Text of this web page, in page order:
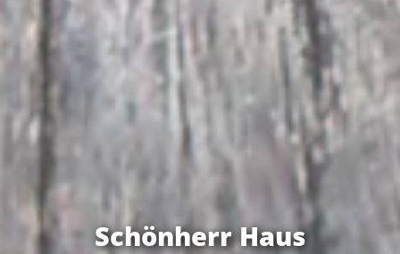
Schönherr Haus